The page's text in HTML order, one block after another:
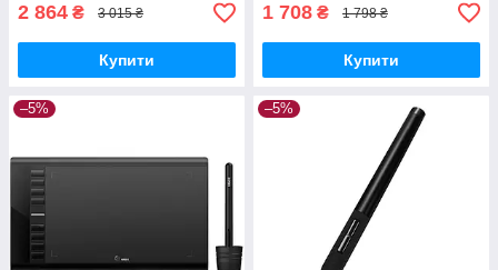
2 864 ₴ 3 015 ₴
Купити
1 708 ₴ 1 798 ₴
Купити
–5% –5%